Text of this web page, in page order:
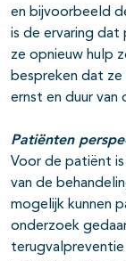
en bijvoorbeeld
is de ervaring
ze opnieuw hulp
bespreken dat
ernst en duur van
Patiënten
Voor de patiënt
van de
mogelijk kunnen
onderzoek